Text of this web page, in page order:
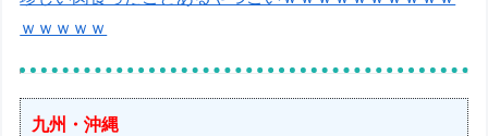
ｗｗｗｗｗ
九州・沖縄